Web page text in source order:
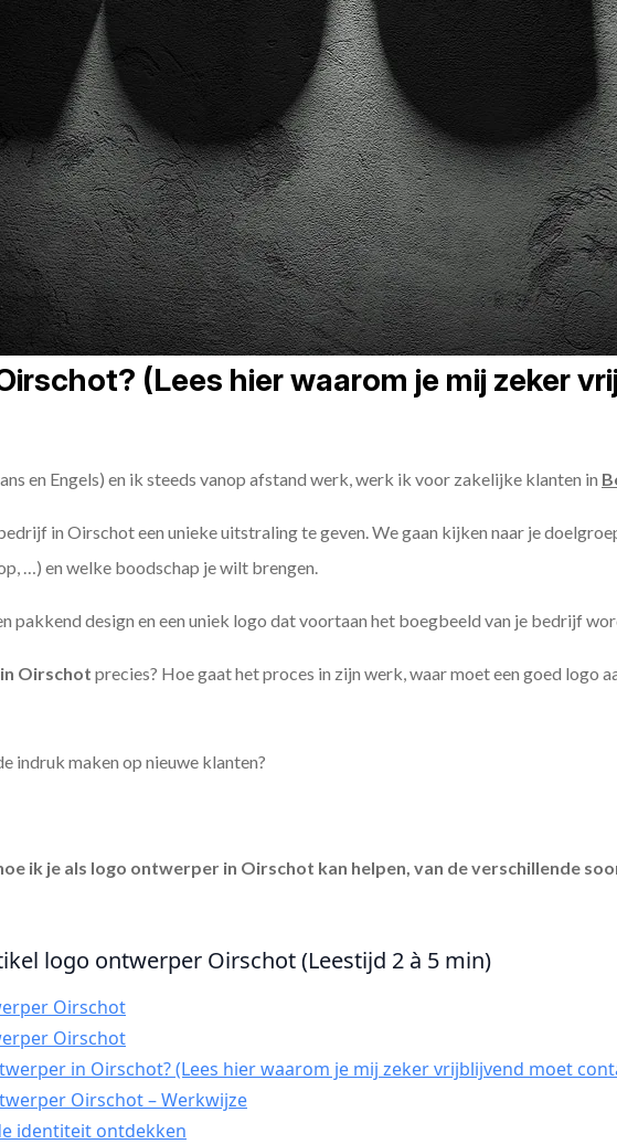
(Lees hier waarom je mij zeker
en Engels) en ik steeds vanop afstand werk, werk ik voor zakelijke klanten in
in Oirschot een unieke uitstraling te geven. We gaan kijken naar je
…) en welke boodschap je wilt brengen.
pakkend design en een uniek logo dat voortaan het boegbeeld van je bedrijf
Oirschot precies? Hoe gaat het proces in zijn werk, waar moet een goed logo
indruk maken op nieuwe klanten?
ik je als logo ontwerper in Oirschot kan helpen, van de verschillende
logo ontwerper Oirschot (Leestijd 2 à 5 min)
Oirschot
Oirschot
in Oirschot? (Lees hier waarom je mij zeker vrijblijvend moet
Oirschot – Werkwijze
identiteit ontdekken